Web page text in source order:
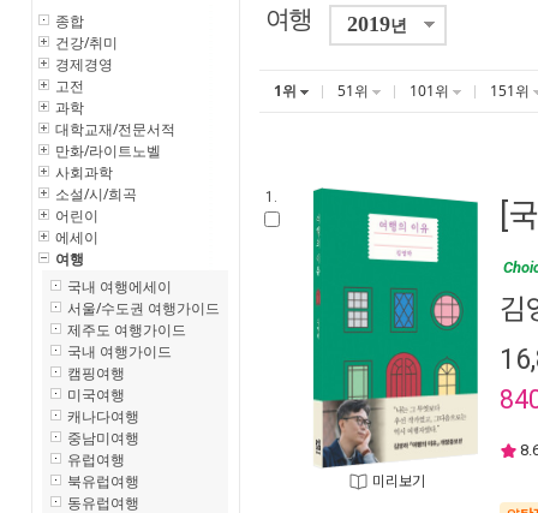
종합
건강/취미
경제경영
고전
과학
대학교재/전문서적
만화/라이트노벨
사회과학
소설/시/희곡
어린이
에세이
여행
국내 여행에세이
서울/수도권 여행가이드
제주도 여행가이드
국내 여행가이드
캠핑여행
미국여행
캐나다여행
중남미여행
유럽여행
북유럽여행
동유럽여행
여행 2019년
1위 51위 101위 151위
1.
미리보기
[
김